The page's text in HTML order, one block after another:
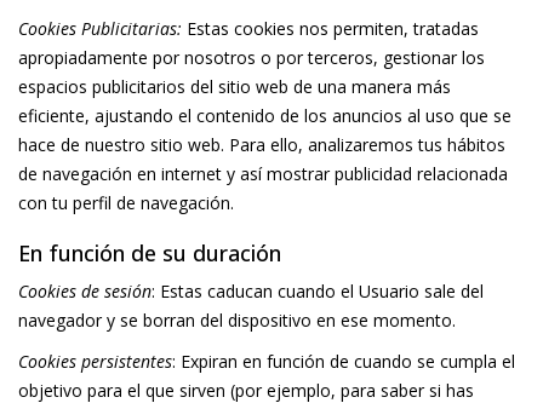
Cookies Publicitarias: Estas cookies nos permiten, tratadas
apropiadamente por nosotros o por terceros, gestionar los
espacios publicitarios del sitio web de una manera más
eficiente, ajustando el contenido de los anuncios al uso que se
hace de nuestro sitio web. Para ello, analizaremos tus hábitos
de navegación en internet y así mostrar publicidad relacionada
con tu perfil de navegación.
En función de su duración
Cookies de sesión: Estas caducan cuando el Usuario sale del
navegador y se borran del dispositivo en ese momento.
Cookies persistentes: Expiran en función de cuando se cumpla el
objetivo para el que sirven (por ejemplo, para saber si has